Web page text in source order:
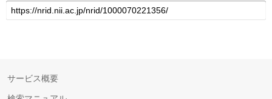
サービス概要